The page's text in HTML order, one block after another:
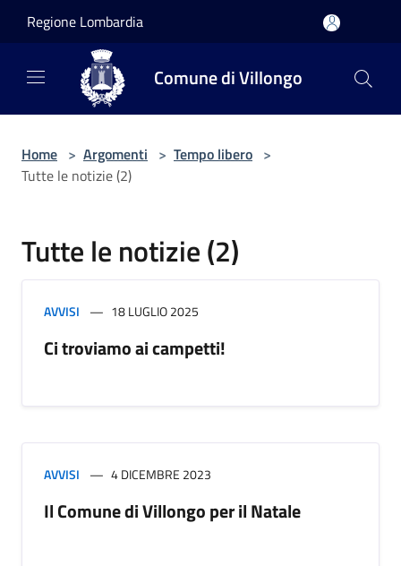
Regione Lombardia
Comune di Villongo
Home > Argomenti > Tempo libero >
Tutte le notizie (2)
Tutte le notizie (2)
AVVISI 18 LUGLIO 2025
Ci troviamo ai campetti!
AVVISI 4 DICEMBRE 2023
Il Comune di Villongo per il Natale